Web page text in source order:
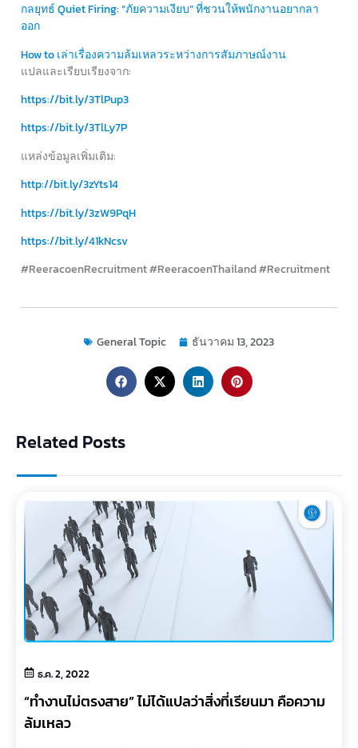
กลยุทธ์ Quiet Firing: “ภัยความเงียบ” ที่ชวนให้พนักงานอยากลา
ออก
How to เล่าเรื่องความล้มเหลวระหว่างการสัมภาษณ์งาน
แปลและเรียบเรียงจาก:
https://bit.ly/3TlPup3
https://bit.ly/3TlLy7P
แหล่งข้อมูลเพิ่มเติม:
http://bit.ly/3zYts14
https://bit.ly/3zW9PqH
https://bit.ly/41kNcsv
#ReeracoenRecruitment #ReeracoenThailand #Recruitment
General Topic ธันวาคม 13, 2023
Related Posts
ธ.ค. 2, 2022
“ทำงานไม่ตรงสาย” ไม่ได้แปลว่าสิ่งที่เรียนมา คือความ
ล้มเหลว